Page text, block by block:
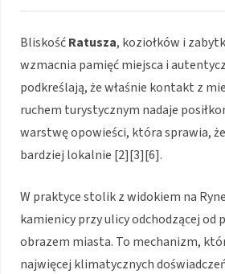
BliskośćRatusza, koziołków i
wzmacnia pamięć miejsca i
podkreślają, że właśnie kontakt z
ruchem turystycznym nadaje
warstwę opowieści, która sprawia,
bardziej lokalnie [2][3][6].
W praktyce stolik z widokiem na
kamienicy przy ulicy odchodzącej od
obrazem miasta. To mechanizm,
najwięcej klimatycznych